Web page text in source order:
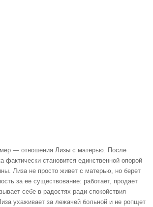
— отношения Лизы с матерью. После
фактически становится единственной опорой
Лиза не просто живет с матерью, но берет
за ее существование: работает, продает
себе в радостях ради спокойствия
ухаживает за лежачей больной и не ропщет